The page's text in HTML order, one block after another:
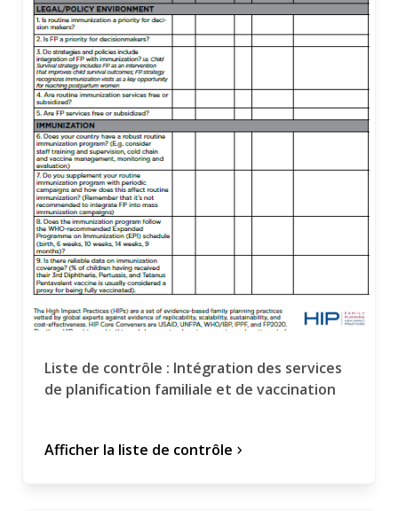
Liste de contrôle : Intégration des services
de planification familiale et de vaccination
Afficher la liste de contrôle chevron_forward